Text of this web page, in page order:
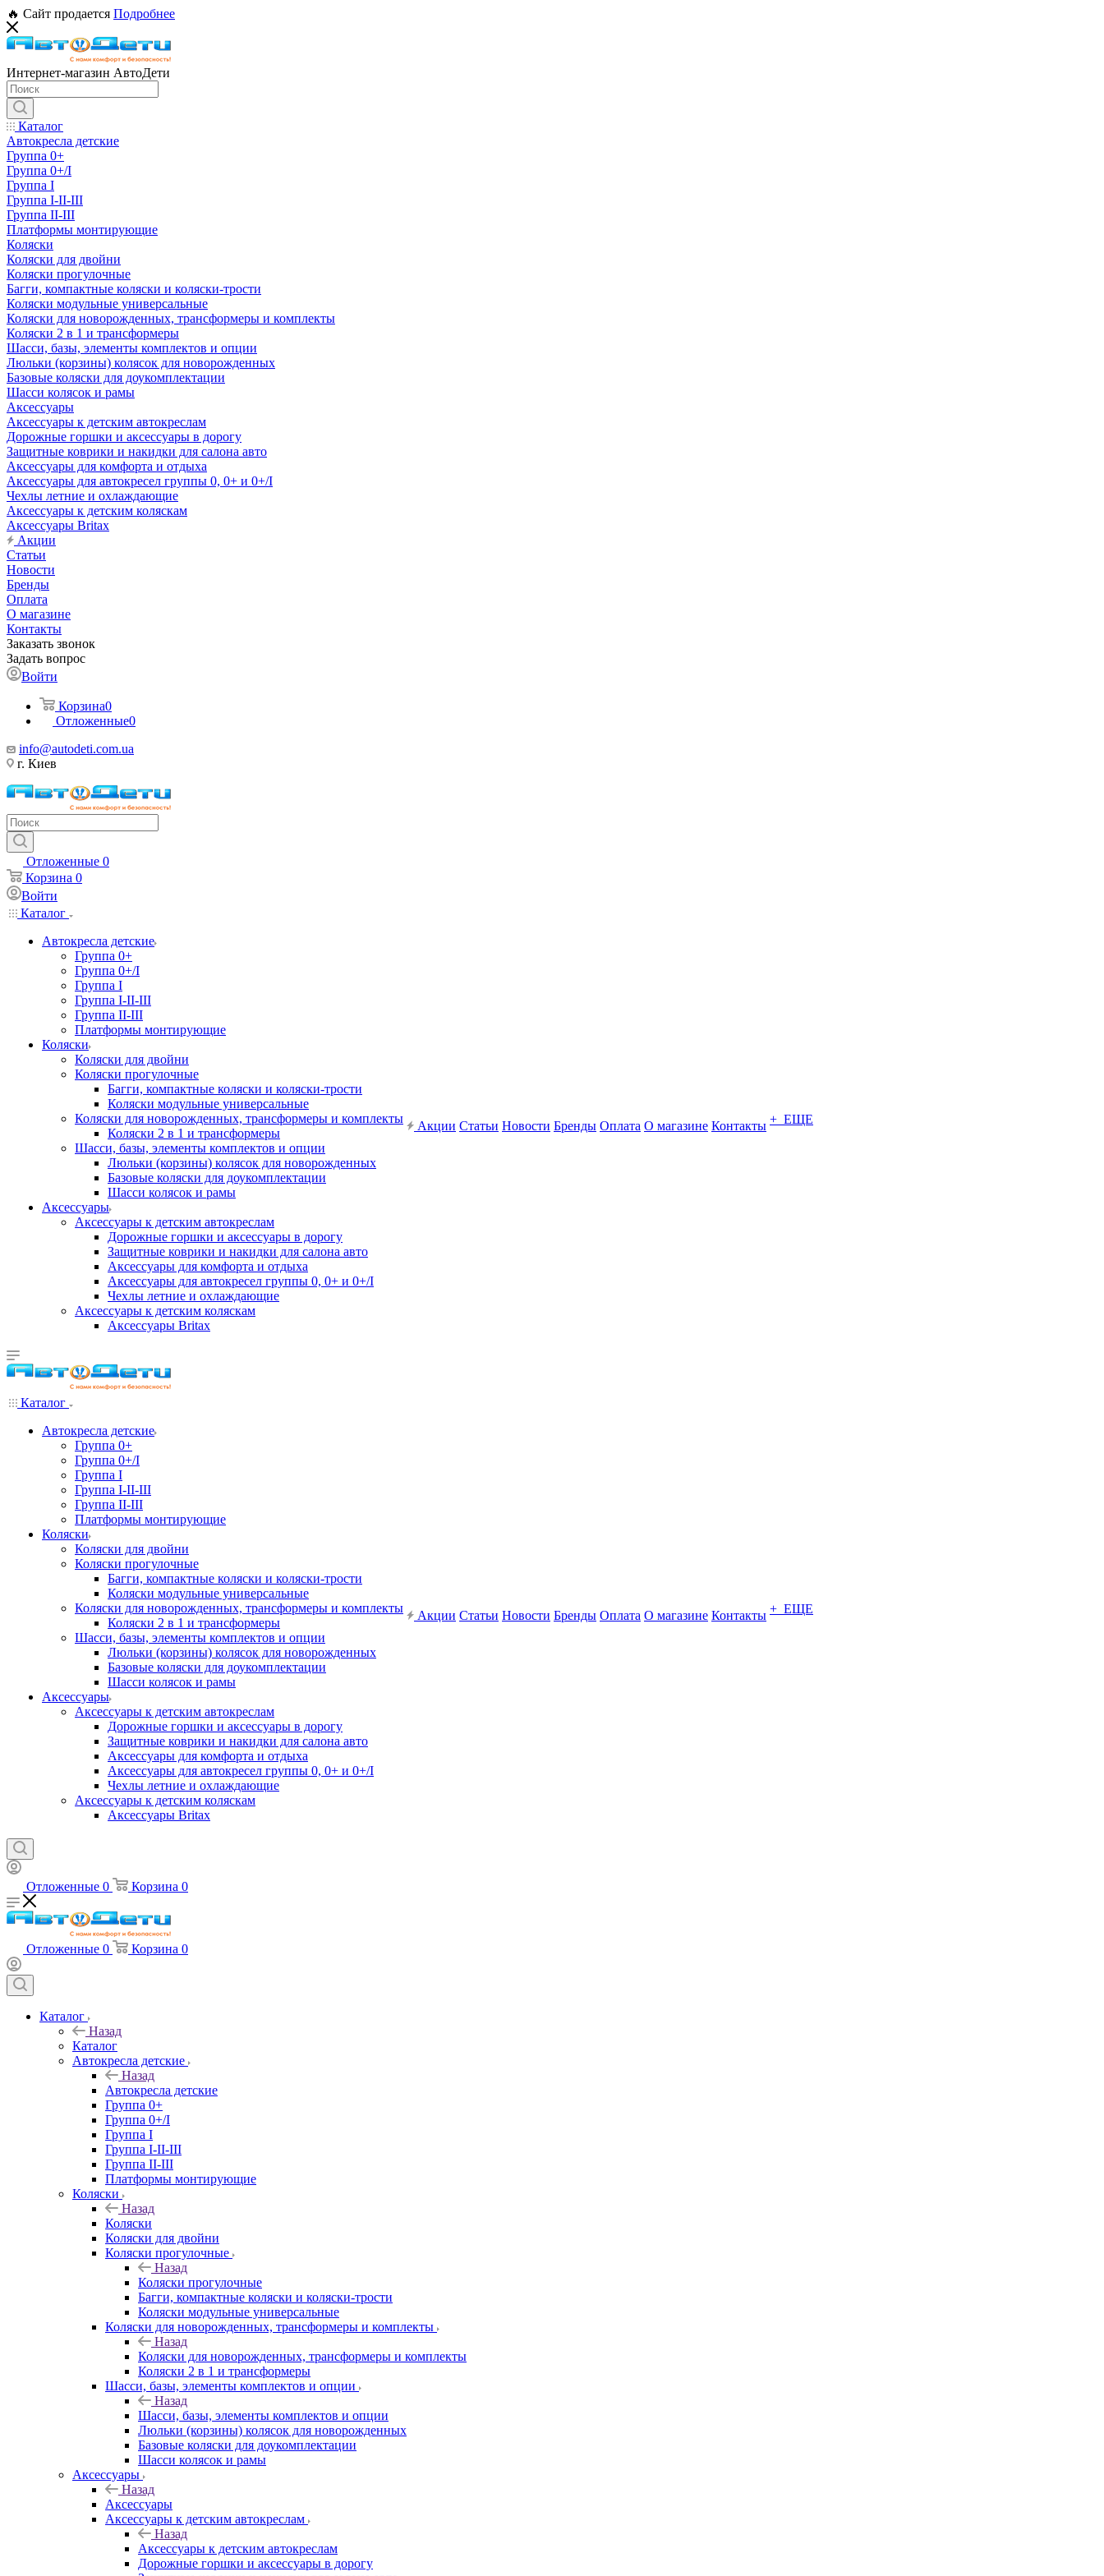
🔥 Сайт продается Подробнее
Интернет-магазин АвтоДети
Каталог
Автокресла детские
Группа 0+
Группа 0+/I
Группа I
Группа I-II-III
Группа II-III
Платформы монтирующие
Коляски
Коляски для двойни
Коляски прогулочные
Багги, компактные коляски и коляски-трости
Коляски модульные универсальные
Коляски для новорожденных, трансформеры и комплекты
Коляски 2 в 1 и трансформеры
Шасси, базы, элементы комплектов и опции
Люльки (корзины) колясок для новорожденных
Базовые коляски для доукомплектации
Шасси колясок и рамы
Аксессуары
Аксессуары к детским автокреслам
Дорожные горшки и аксессуары в дорогу
Защитные коврики и накидки для салона авто
Аксессуары для комфорта и отдыха
Аксессуары для автокресел группы 0, 0+ и 0+/I
Чехлы летние и охлаждающие
Аксессуары к детским коляскам
Аксессуары Britax
Акции
Статьи
Новости
Бренды
Оплата
О магазине
Контакты
Заказать звонок
Задать вопрос
Войти
Корзина0
Отложенные0
info@autodeti.com.ua
г. Киев
Отложенные 0
Корзина 0
Войти
Каталог
Автокресла детские
Группа 0+
Группа 0+/I
Группа I
Группа I-II-III
Группа II-III
Платформы монтирующие
Коляски
Коляски для двойни
Коляски прогулочные
Багги, компактные коляски и коляски-трости
Коляски модульные универсальные
Коляски для новорожденных, трансформеры и комплекты
Коляски 2 в 1 и трансформеры
Шасси, базы, элементы комплектов и опции
Люльки (корзины) колясок для новорожденных
Базовые коляски для доукомплектации
Шасси колясок и рамы
Аксессуары
Аксессуары к детским автокреслам
Дорожные горшки и аксессуары в дорогу
Защитные коврики и накидки для салона авто
Аксессуары для комфорта и отдыха
Аксессуары для автокресел группы 0, 0+ и 0+/I
Чехлы летние и охлаждающие
Аксессуары к детским коляскам
Аксессуары Britax
Акции Статьи Новости Бренды Оплата О магазине Контакты + ЕЩЕ
Каталог
Автокресла детские
Группа 0+
Группа 0+/I
Группа I
Группа I-II-III
Группа II-III
Платформы монтирующие
Коляски
Коляски для двойни
Коляски прогулочные
Багги, компактные коляски и коляски-трости
Коляски модульные универсальные
Коляски для новорожденных, трансформеры и комплекты
Коляски 2 в 1 и трансформеры
Шасси, базы, элементы комплектов и опции
Люльки (корзины) колясок для новорожденных
Базовые коляски для доукомплектации
Шасси колясок и рамы
Аксессуары
Аксессуары к детским автокреслам
Дорожные горшки и аксессуары в дорогу
Защитные коврики и накидки для салона авто
Аксессуары для комфорта и отдыха
Аксессуары для автокресел группы 0, 0+ и 0+/I
Чехлы летние и охлаждающие
Аксессуары к детским коляскам
Аксессуары Britax
Акции Статьи Новости Бренды Оплата О магазине Контакты + ЕЩЕ
Отложенные 0 Корзина 0
Отложенные 0 Корзина 0
Каталог
Назад
Каталог
Автокресла детские
Назад
Автокресла детские
Группа 0+
Группа 0+/I
Группа I
Группа I-II-III
Группа II-III
Платформы монтирующие
Коляски
Назад
Коляски
Коляски для двойни
Коляски прогулочные
Назад
Коляски прогулочные
Багги, компактные коляски и коляски-трости
Коляски модульные универсальные
Коляски для новорожденных, трансформеры и комплекты
Назад
Коляски для новорожденных, трансформеры и комплекты
Коляски 2 в 1 и трансформеры
Шасси, базы, элементы комплектов и опции
Назад
Шасси, базы, элементы комплектов и опции
Люльки (корзины) колясок для новорожденных
Базовые коляски для доукомплектации
Шасси колясок и рамы
Аксессуары
Назад
Аксессуары
Аксессуары к детским автокреслам
Назад
Аксессуары к детским автокреслам
Дорожные горшки и аксессуары в дорогу